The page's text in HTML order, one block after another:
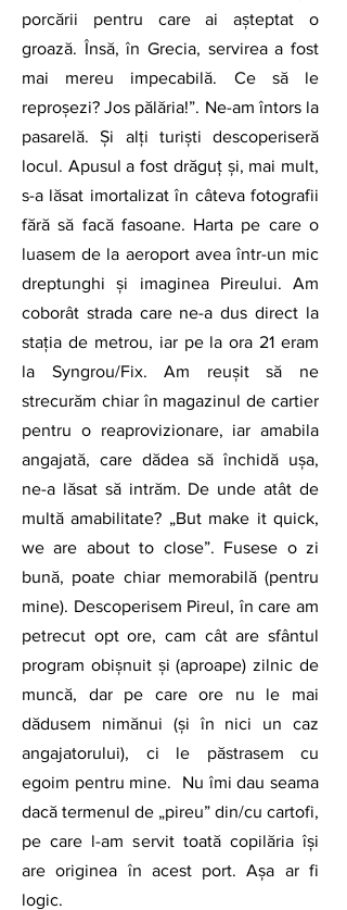
porcării pentru care ai așteptat o
groază. Însă, în Grecia, servirea a fost
mai mereu impecabilă. Ce să le
reproșezi? Jos pălăria!”. Ne-am întors la
pasarelă. Și alți turiști descoperiseră
locul. Apusul a fost drăguț și, mai mult,
s-a lăsat imortalizat în câteva fotografii
fără să facă fasoane. Harta pe care o
luasem de la aeroport avea într-un mic
dreptunghi și imaginea Pireului. Am
coborât strada care ne-a dus direct la
stația de metrou, iar pe la ora 21 eram
la Syngrou/Fix. Am reușit să ne
strecurăm chiar în magazinul de cartier
pentru o reaprovizionare, iar amabila
angajată, care dădea să închidă ușa,
ne-a lăsat să intrăm. De unde atât de
multă amabilitate? „But make it quick,
we are about to close”. Fusese o zi
bună, poate chiar memorabilă (pentru
mine). Descoperisem Pireul, în care am
petrecut opt ore, cam cât are sfântul
program obișnuit și (aproape) zilnic de
muncă, dar pe care ore nu le mai
dădusem nimănui (și în nici un caz
angajatorului), ci le păstrasem cu
egoim pentru mine.  Nu îmi dau seama
dacă termenul de „pireu” din/cu cartofi,
pe care l-am servit toată copilăria își
are originea în acest port. Așa ar fi
logic.